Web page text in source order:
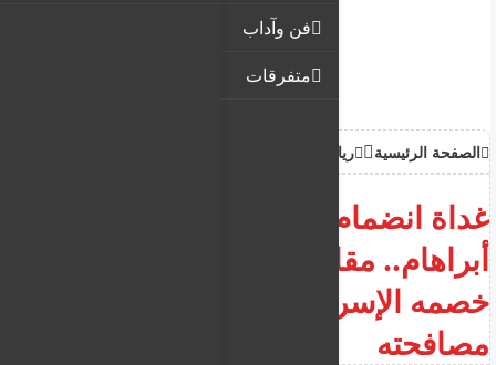
فن وآداب
متفرقات
الصفحة الرئيسية رياضة
غداة انضمام بلاده لاتفاقية
أبراهام.. مقاتل كازاخستاني يركل
خصمه الإسرائيلي ويرفض
مصافحته